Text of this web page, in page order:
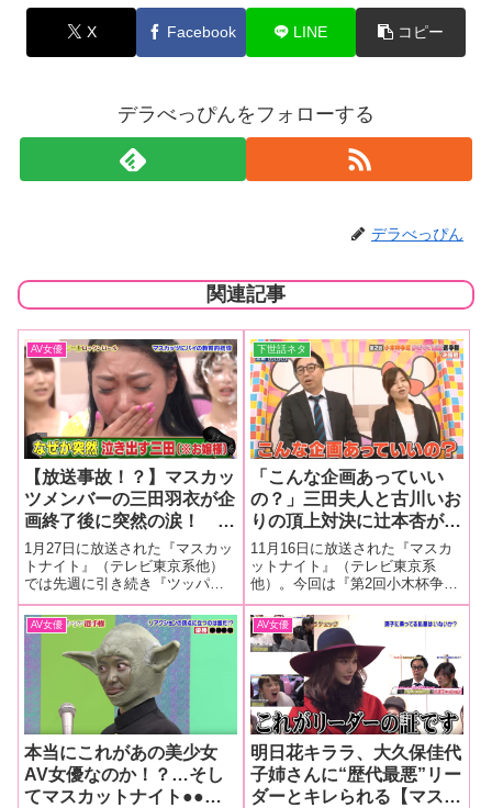
X Facebook LINE コピー
デラべっぴんをフォローする
デラべっぴん
関連記事
AV女優
【放送事故！？】マスカッ
ツメンバーの三田羽衣が企
画終了後に突然の涙！ 企
画を根底から揺るがすその
理由とは！？
1月27日に放送された『マスカッ
トナイト』（テレビ東京系他）
では先週に引き続き『ツッパイ
ハイスクールロックンロール』
が行われた。ところがその企画
終了後にマスカッツメンバーの
三田羽衣が突然泣きだすという
事態に！涙の理由を聞いたとこ
ろ予想もしな
下世話ネタ
「こんな企画あっていい
の？」三田夫人と古川いお
りの頂上対決に辻本杏が乱
入もまさかのグダグダ展
開…（泣）裏で糸を引いた
あの人が怒りのスタッフか
ら『居残り指令』！【マス
カットナイト】
11月16日に放送された『マスカ
ットナイト』（テレビ東京系
他）。今回は『第2回小木杯争奪
かまって柔道選手権』。第１回
に続き今回もマスカッツメンバ
ーが“小木審判にどれだけかまっ
てもらえるか”熱い戦いが繰り広
げられた！
AV女優
本当にこれがあの美少女
AV女優なのか！？…そし
てマスカットナイト●●選
AV女優
明日花キララ、大久保佳代
子姉さんに“歴代最悪”リー
ダーとキレられる【マスカ